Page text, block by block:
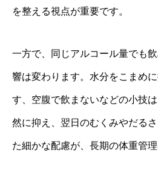
を整える視点が重要です。
一方で、同じアルコール量でも
響は変わります。水分をこまめ
す、空腹で飲まないなどの小技
然に抑え、翌日のむくみやだる
た細かな配慮が、長期の体重管理